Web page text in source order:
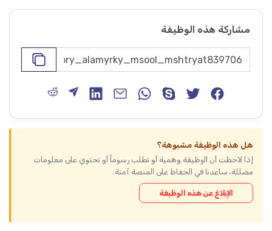
مشاركة هذه الوظيفة
هل هذه الوظيفة مشبوهة؟
إذا لاحظت أن الوظيفة وهمية أو تطلب رسوماً أو تحتوي على معلومات
مضللة، ساعدنا في الحفاظ على المنصة آمنة.
الإبلاغ عن هذه الوظيفة